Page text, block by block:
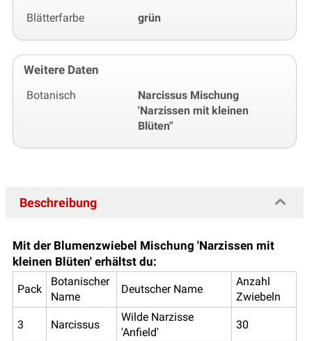
Blätterfarbe grün
Weitere Daten
Botanisch
Narcissus Mischung
'Narzissen mit kleinen
Blüten''
Beschreibung
Mit der Blumenzwiebel Mischung 'Narzissen mit
kleinen Blüten' erhältst du:
Pack
Botanischer
Name
Deutscher Name
Anzahl
Zwiebeln
3 Narcissus
Wilde Narzisse
'Anfield'
30